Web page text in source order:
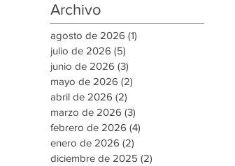
Archivo
agosto de 2026 (1)
julio de 2026 (5)
junio de 2026 (3)
mayo de 2026 (2)
abril de 2026 (2)
marzo de 2026 (3)
febrero de 2026 (4)
enero de 2026 (2)
diciembre de 2025 (2)